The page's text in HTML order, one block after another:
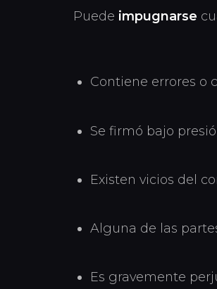
Puede impugnarse
Contiene errores o
Se firmó bajo
Existen vicios del
Alguna de las
Es gravemente